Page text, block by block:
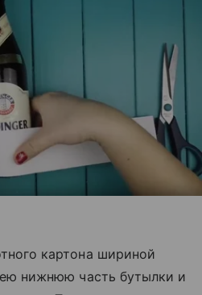
картона шириной
нижнюю часть бутылки и